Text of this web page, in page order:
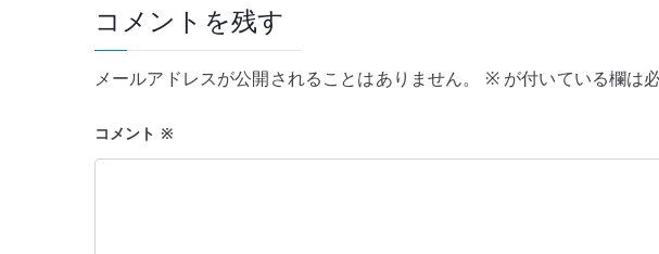
ゲ
ー
シ
コメントを残す
メールアドレスが公開されることはありません。 ※が付いている欄は
コメント ※